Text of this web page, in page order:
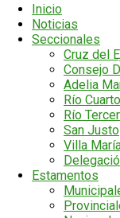
Inicio
Noticias
Seccionales
Cruz del
Consejo
Adelia
Río Cuarto
Río
San Justo
Villa
Estamentos